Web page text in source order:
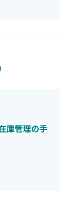
庫管理の手